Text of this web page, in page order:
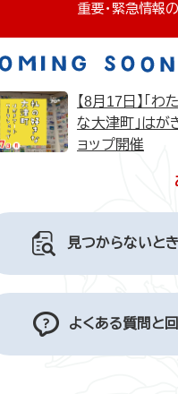
重要・緊急情報
【8月17日】「わ
な大津町」はが
ョップ開催
見つからないと
よくある質問と